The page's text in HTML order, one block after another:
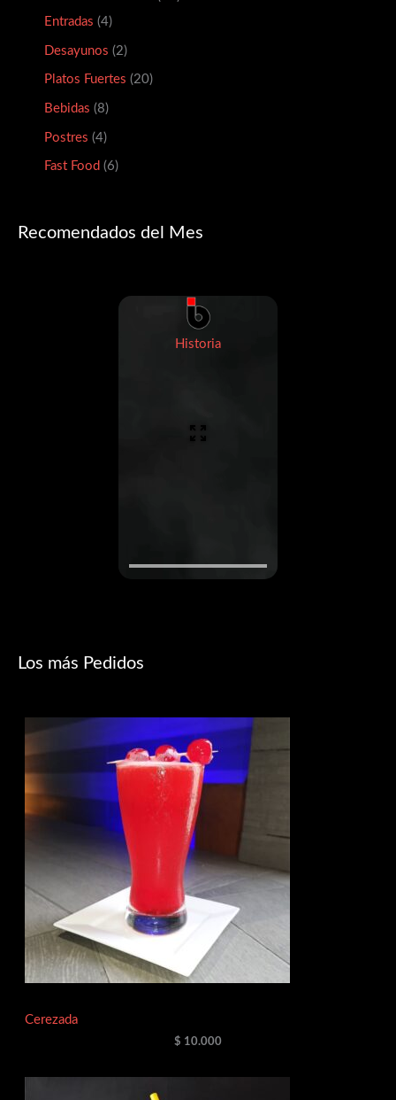
Entradas 4
Desayunos 2
Platos Fuertes 20
Bebidas 8
Postres 4
Fast Food 6
Recomendados del Mes
Historia
Los más Pedidos
Cerezada
$ 10.000